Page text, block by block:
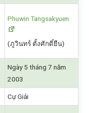
Phuwin Tangsakyuen
(ภูวินทร์ ตั้งศักดิ์ยืน)
Ngày 5 tháng 7 năm
2003
Cự Giải